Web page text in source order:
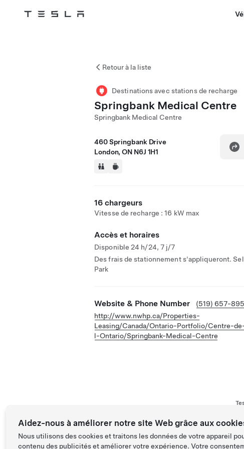
Tesla
Retour à la liste
Destinations avec stations de recharge
Springbank Medical Centre
Springbank Medical Centre
460 Springbank Drive
London, ON N6J 1H1
16 chargeurs
Vitesse de recharge : 16 kW max
Accès et horaires
Disponible 24 h/24, 7 j/7
Des frais de stationnement s'appliqueront.
Park
Website & Phone Number
(519) 657-
http://www.nwhp.ca/Properties-
Leasing/Canada/Ontario-Portfolio/Centre-
l-Ontario/Springbank-Medical-Centre
Aidez-nous à améliorer notre site Web grâce aux
Nous utilisons des cookies et traitons les données de votre appareil
contenu des publicités et améliorer votre expérience. Votre